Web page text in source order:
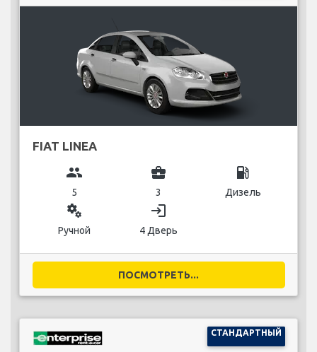
FIAT LINEA
group
5
business_center
3
local_gas_station
Дизель
miscellaneous_services
Ручной
login
4 Дверь
ПОСМОТРЕТЬ...
СТАНДАРТНЫЙ